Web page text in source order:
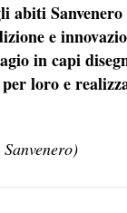
abiti
e
in capi
loro e